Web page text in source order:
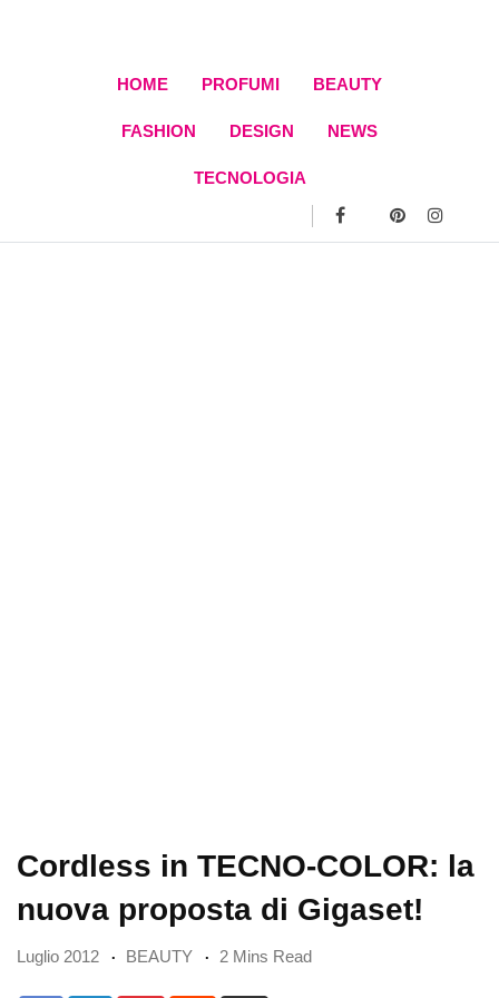
HOME PROFUMI BEAUTY
FASHION DESIGN NEWS
TECNOLOGIA
Cordless in TECNO-COLOR: la
nuova proposta di Gigaset!
Luglio 2012 BEAUTY 2 Mins Read